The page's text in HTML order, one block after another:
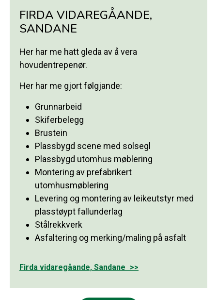
FIRDA VIDAREGÅANDE,
SANDANE
Her har me hatt gleda av å vera
hovudentrepenør.
Her har me gjort følgjande:
Grunnarbeid
Skiferbelegg
Brustein
Plassbygd scene med solsegl
Plassbygd utomhus møblering
Montering av prefabrikert
utomhusmøblering
Levering og montering av leikeutstyr med
plasstøypt fallunderlag
Stålrekkverk
Asfaltering og merking/maling på asfalt
Firda vidaregåande, Sandane